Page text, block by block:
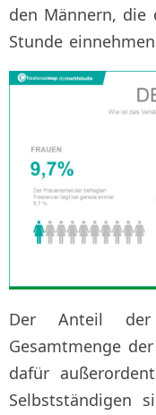
den Männern, die
Stunde
Der Anteil der
Gesamtmenge
dafür
Selbstständigen